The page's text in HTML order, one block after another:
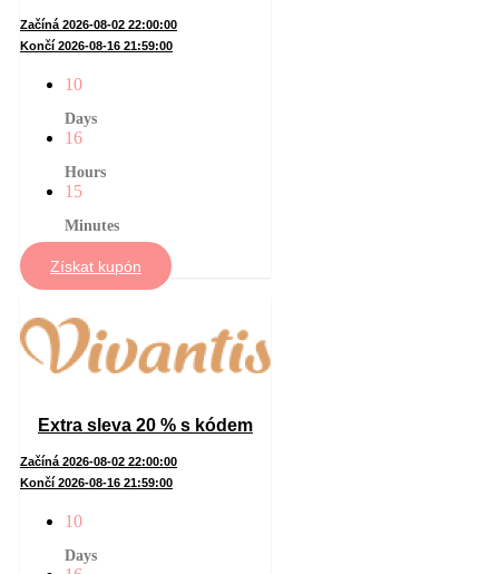
Začíná 2026-08-02 22:00:00
Končí 2026-08-16 21:59:00
10
Days
16
Hours
15
Minutes
Získat kupón
Extra sleva 20 % s kódem
Začíná 2026-08-02 22:00:00
Končí 2026-08-16 21:59:00
10
Days